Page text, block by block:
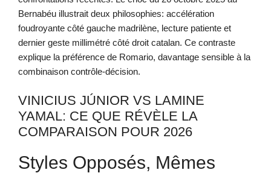
Bernabéu illustrait deux philosophies: accélération
foudroyante côté gauche madrilène, lecture patiente et
dernier geste millimétré côté droit catalan. Ce contraste
explique la préférence de Romario, davantage sensible à la
combinaison contrôle-décision.
VINICIUS JÚNIOR VS LAMINE
YAMAL: CE QUE RÉVÈLE LA
COMPARAISON POUR 2026
Styles Opposés, Mêmes